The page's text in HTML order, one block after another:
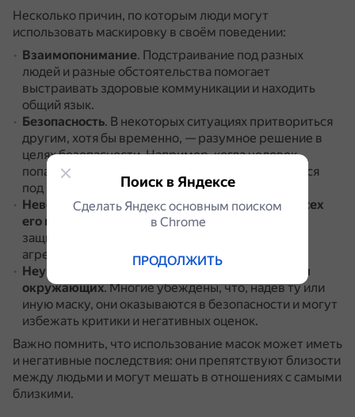
Несколько причин, по которым люди могут
использовать маскировку в своём поведении:
Взаимопонимание. Подстраивание под разных
людей и разные обстоятельства помогает
выстраивать здоровые коммуникации и находить
общий язык.
Безопасность. В некоторых ситуациях притвориться
другим, хотя бы временно, — разумное решение в
целях безопасности.Например, когда человек
попадает в новый коллектив, проще подстроиться
под всех, чтобы сойти за своего.
Неверие в то, что человека могут принять во всех
его проявлениях
В этом случае маски служат
защитой от внешнего, в некоторых ситуациях —
агрессивного мира.
Неуверенность в себе и зависимость от мнения
окружающих.Многие убеждены, что, надев ту или
иную маску, они оказываются в безопасности и могут
избежать критики и негативных оценок.
Важно помнить, что использование масок может иметь
и негативные последствия: они препятствуют близости
между людьми и могут мешать в отношениях с самыми
близкими.
Поиск в Яндексе
Сделать Яндекс основным поиском
в Сhrome
ПРОДОЛЖИТЬ